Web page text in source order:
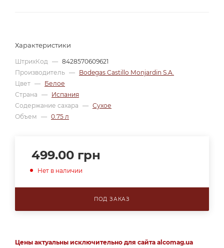
Характеристики
ШтрихКод — 8428570609621
Производитель — Bodegas Castillo Monjardin S.A.
Цвет — Белое
Страна — Испания
Содержание сахара — Сухое
Объем — 0.75 л
499.00 грн
Нет в наличии
ПОД ЗАКАЗ
Цены актуальны исключительно для сайта alcomag.ua